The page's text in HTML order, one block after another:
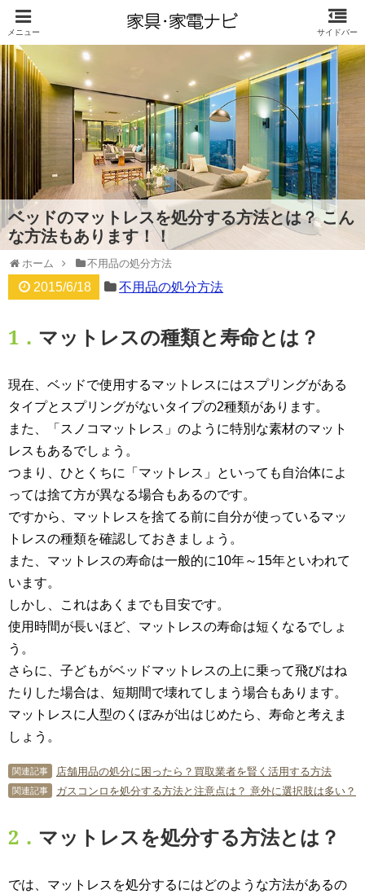
ベッドのマットレスを処分する方法とは？ こん
な方法もあります！！
ホーム 不用品の処分方法
2015/6/18 不用品の処分方法
1． マットレスの種類と寿命とは？
現在、ベッドで使用するマットレスにはスプリングがある
タイプとスプリングがないタイプの2種類があります。
また、「スノコマットレス」のように特別な素材のマット
レスもあるでしょう。
つまり、ひとくちに「マットレス」といっても自治体によ
っては捨て方が異なる場合もあるのです。
ですから、マットレスを捨てる前に自分が使っているマッ
トレスの種類を確認しておきましょう。
また、マットレスの寿命は一般的に10年～15年といわれて
います。
しかし、これはあくまでも目安です。
使用時間が長いほど、マットレスの寿命は短くなるでしょ
う。
さらに、子どもがベッドマットレスの上に乗って飛びはね
たりした場合は、短期間で壊れてしまう場合もあります。
マットレスに人型のくぼみが出はじめたら、寿命と考えま
しょう。
関連記事 店舗用品の処分に困ったら？買取業者を賢く活用する方法
関連記事 ガスコンロを処分する方法と注意点は？ 意外に選択肢は多い？
2． マットレスを処分する方法とは？
では、マットレスを処分するにはどのような方法があるの